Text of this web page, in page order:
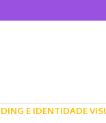
2025: celebrando a
do Filme F1 com Brad
e acessórios
E IDENTIDADE